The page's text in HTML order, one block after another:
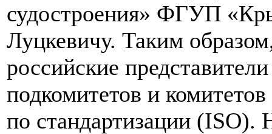
судостроения» ФГУП
Луцкевичу. Таким
российские
подкомитетов и
по стандартизации (ISO).